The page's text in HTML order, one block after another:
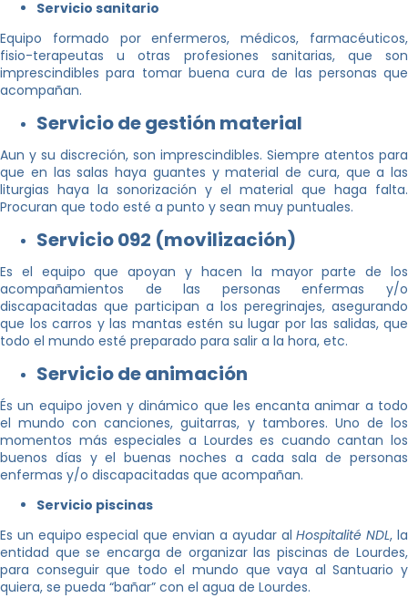
Servicio sanitario
Equipo formado por enfermeros, médicos, farmacéuticos,
fisio-terapeutas u otras profesiones sanitarias, que son
imprescindibles para tomar buena cura de las personas que
acompañan.
Servicio de gestión material
Aun y su discreción, son imprescindibles. Siempre atentos para
que en las salas haya guantes y material de cura, que a las
liturgias haya la sonorización y el material que haga falta.
Procuran que todo esté a punto y sean muy puntuales.
Servicio 092 (movilización)
Es el equipo que apoyan y hacen la mayor parte de los
acompañamientos de las personas enfermas y/o
discapacitadas que participan a los peregrinajes, asegurando
que los carros y las mantas estén su lugar por las salidas, que
todo el mundo esté preparado para salir a la hora, etc.
Servicio de animación
És un equipo joven y dinámico que les encanta animar a todo
el mundo con canciones, guitarras, y tambores. Uno de los
momentos más especiales a Lourdes es cuando cantan los
buenos días y el buenas noches a cada sala de personas
enfermas y/o discapacitadas que acompañan.
Servicio piscinas
Es un equipo especial que envian a ayudar alHospitalité NDL, la
entidad que se encarga de organizar las piscinas de Lourdes,
para conseguir que todo el mundo que vaya al Santuario y
quiera, se pueda “bañar” con el agua de Lourdes.